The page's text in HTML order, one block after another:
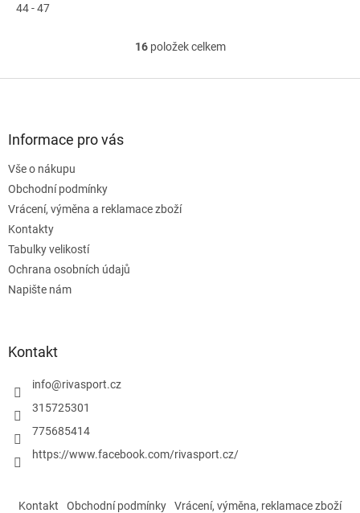
44 - 47
O
l
v
16položek celkem
Informace pro vás
Vše o nákupu
Obchodní podmínky
Vrácení, výměna a reklamace zboží
Kontakty
Tabulky velikostí
Ochrana osobních údajů
Napište nám
Kontakt
info@rivasport.cz
315725301
775685414
https://www.facebook.com/rivasport.cz/
Kontakt Obchodní podmínky Vrácení, výměna, reklamace zboží